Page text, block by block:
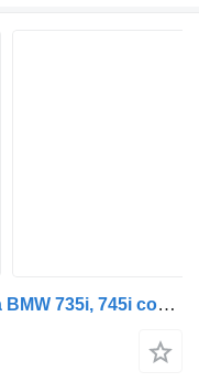
11617547248 tapa de válvula para BMW 735i, 745i coche